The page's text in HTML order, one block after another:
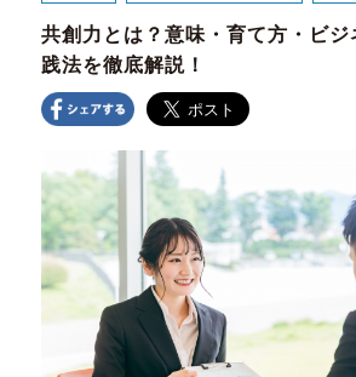
共創力とは？意味・育て方・ビジ
践法を徹底解説！